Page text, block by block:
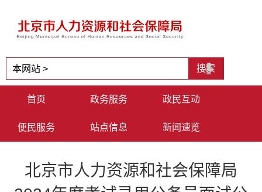
首页 政务服务 政民互动
便民服务 站点信息 新闻速览
北京市人力资源和社会保障局